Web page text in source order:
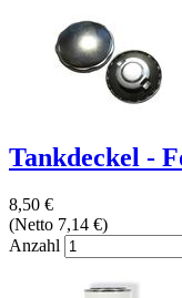
Tankdeckel -
8,50 €
(Netto 7,14 €)
Anzahl